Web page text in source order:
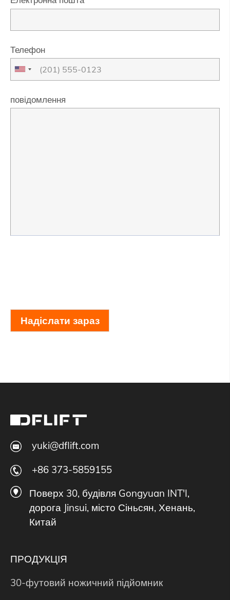
Телефон
повідомлення
Надіслати зараз
yuki@dflift.com
+86 373-5859155
Поверх 30, будівля Gongyuan INT'I,
дорога Jinsui, місто Сіньсян, Хенань,
Китай
ПРОДУКЦІЯ
30-футовий ножичний підйомник